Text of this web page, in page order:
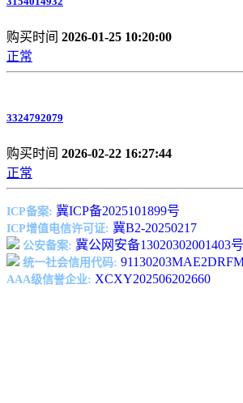
购买时间 2026-01-25 10:20:00
正常
3324792079
购买时间 2026-02-22 16:27:44
正常
ICP备案: 冀ICP备2025101899号
ICP增值电信许可证: 冀B2-20250217
公安备案: 冀公网安备13020302001403号
统一社会信用代码:
AAA级信誉企业: XCXY202506202660